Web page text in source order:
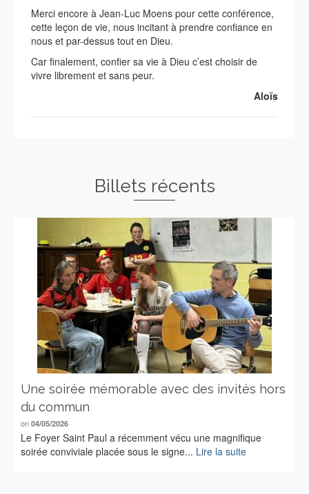
Merci encore à Jean-Luc Moens pour cette conférence,
cette leçon de vie, nous incitant à prendre confiance en
nous et par-dessus tout en Dieu.
Car finalement, confier sa vie à Dieu c’est choisir de
vivre librement et sans peur.
Aloïs
Billets récents
Une soirée mémorable avec des invités hors
du commun
on 04/05/2026
Le Foyer Saint Paul a récemment vécu une magnifique
soirée conviviale placée sous le signe... Lire la suite